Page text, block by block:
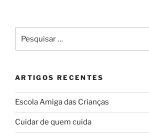
por:
ARTIGOS RECENTES
Escola Amiga das Crianças
Cuidar de quem cuida